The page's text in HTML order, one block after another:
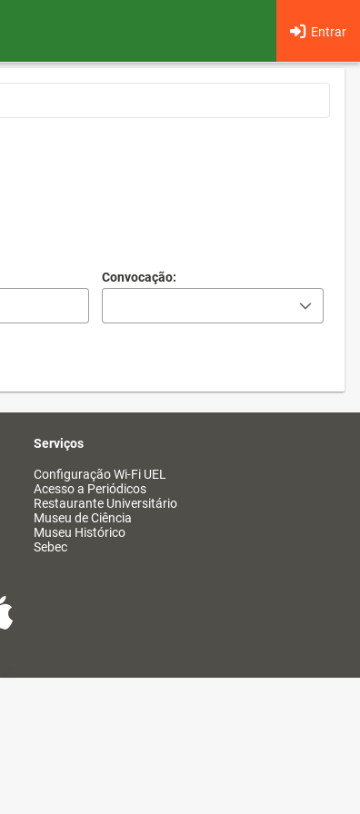
Entrar
Convocação:
Serviços
Configuração Wi-Fi UEL
Acesso a Periódicos
Restaurante Universitário
Museu de Ciência
Museu Histórico
Sebec